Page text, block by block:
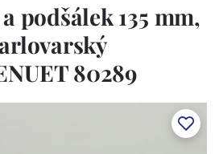
podšálek 135 mm,
80289